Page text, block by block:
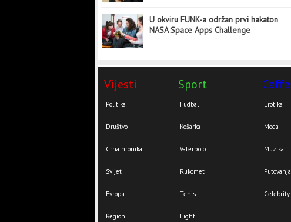
U okviru FUNK-a održan prvi hakaton
NASA Space Apps Challenge
Vijesti
Politika
Društvo
Crna hronika
Svijet
Evropa
Region
Sport
Fudbal
Košarka
Vaterpolo
Rukomet
Tenis
Fight
Caffe
Erotika
Moda
Muzika
Putovanja
Celebrity